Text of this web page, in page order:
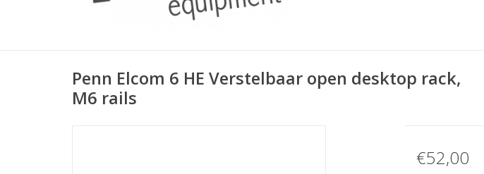
Penn Elcom 6 HE Verstelbaar open desktop rack,
M6 rails
€52,00